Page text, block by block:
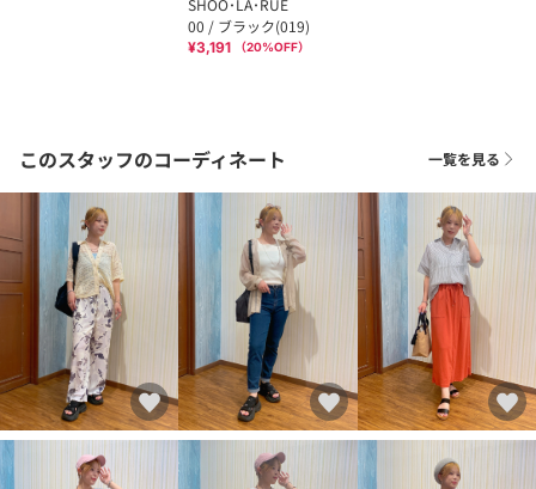
SHOO･LA･RUE
00 / ブラック(019)
¥3,191 （20%OFF）
このスタッフのコーディネート 一覧を見る